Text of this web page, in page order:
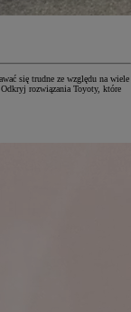
się trudne ze względu na wiele
rozwiązania Toyoty, które